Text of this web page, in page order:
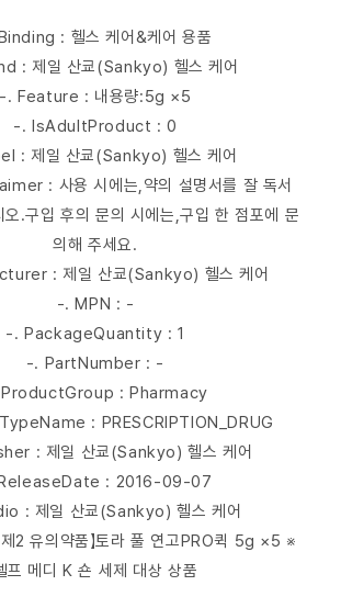
: 헬스 케어&케어 용품
: 제일 산쿄(Sankyo) 헬스 케어
-. Feature : 내용량:5g ×5
-. IsAdultProduct : 0
: 제일 산쿄(Sankyo) 헬스 케어
: 사용 시에는,약의 설명서를 잘 독서
오.구입 후의 문의 시에는,구입 한 점포에 문
의해 주세요.
: 제일 산쿄(Sankyo) 헬스 케어
-. MPN : -
-. PackageQuantity : 1
-. PartNumber : -
: Pharmacy
: PRESCRIPTION_DRUG
: 제일 산쿄(Sankyo) 헬스 케어
: 2016-09-07
: 제일 산쿄(Sankyo) 헬스 케어
2 유의약품】토라 풀 연고PRO퀵 5g ×5 ※
프 메디 K 숀 세제 대상 상품